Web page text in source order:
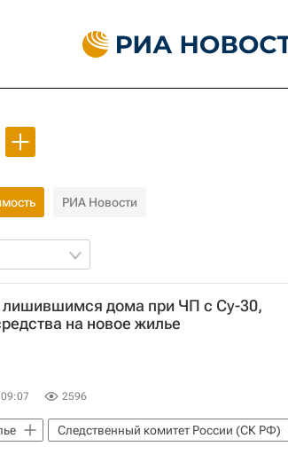
РИА Новости
лишившимся дома при ЧП с Су-30,
на новое жилье
2596
Следственный комитет России (СК РФ)